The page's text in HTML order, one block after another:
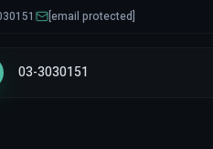
[email protected]
03-3030151